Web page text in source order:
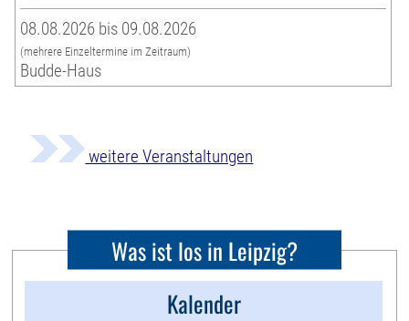
08.08.2026 bis 09.08.2026
(mehrere Einzeltermine im Zeitraum)
Budde-Haus
weitere Veranstaltungen
Was ist los in Leipzig?
Kalender